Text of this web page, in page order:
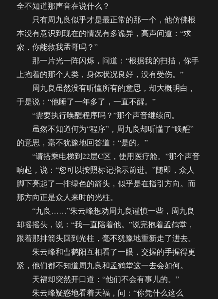
全不知道那声音在说什么？
只有周九良似乎才是最正常的那一个，他仿佛根
本没有意识到现在的情况有多诡异，高声问道：“求
索，你能救我孟哥吗？”
那一片光一阵闪烁，问道：“根据我的扫描，你手
上抱着的那个人类，身体状况良好，没有受伤。”
周九良虽然没有听懂所有的意思，却大概明白，
于是说：“他睡了一年多了，一直不醒。”
“需要执行唤醒程序吗？”那个声音继续问。
虽然不知道何为“程序”，周九良却听懂了“唤醒”
的意思，毫不犹豫地回答道：“是的。”
“请搭乘电梯到22层C区，使用医疗舱。”那个声音
响起，说：“您可以按照标记指示前进。”随即，众人
脚下亮起了一排绿色的箭头，似乎是在指引方向。而
那方向正是众人来时的光柱。
“九良……”朱云峰想劝周九良谨慎一些，周九良
却摇摇头，说：“我一直陪着他。”说完抱着孟鹤堂，
跟着那排箭头回到光柱，毫不犹豫地重新走了进去。
朱云峰和曹鹤阳互相看了一眼，交握的手握得更
紧，他们都不知道周九良和孟鹤堂这一去会如何。
天福却突然开口道：“他们不会有事儿的。”
朱云峰疑惑地看着天福，问：“你凭什么这么